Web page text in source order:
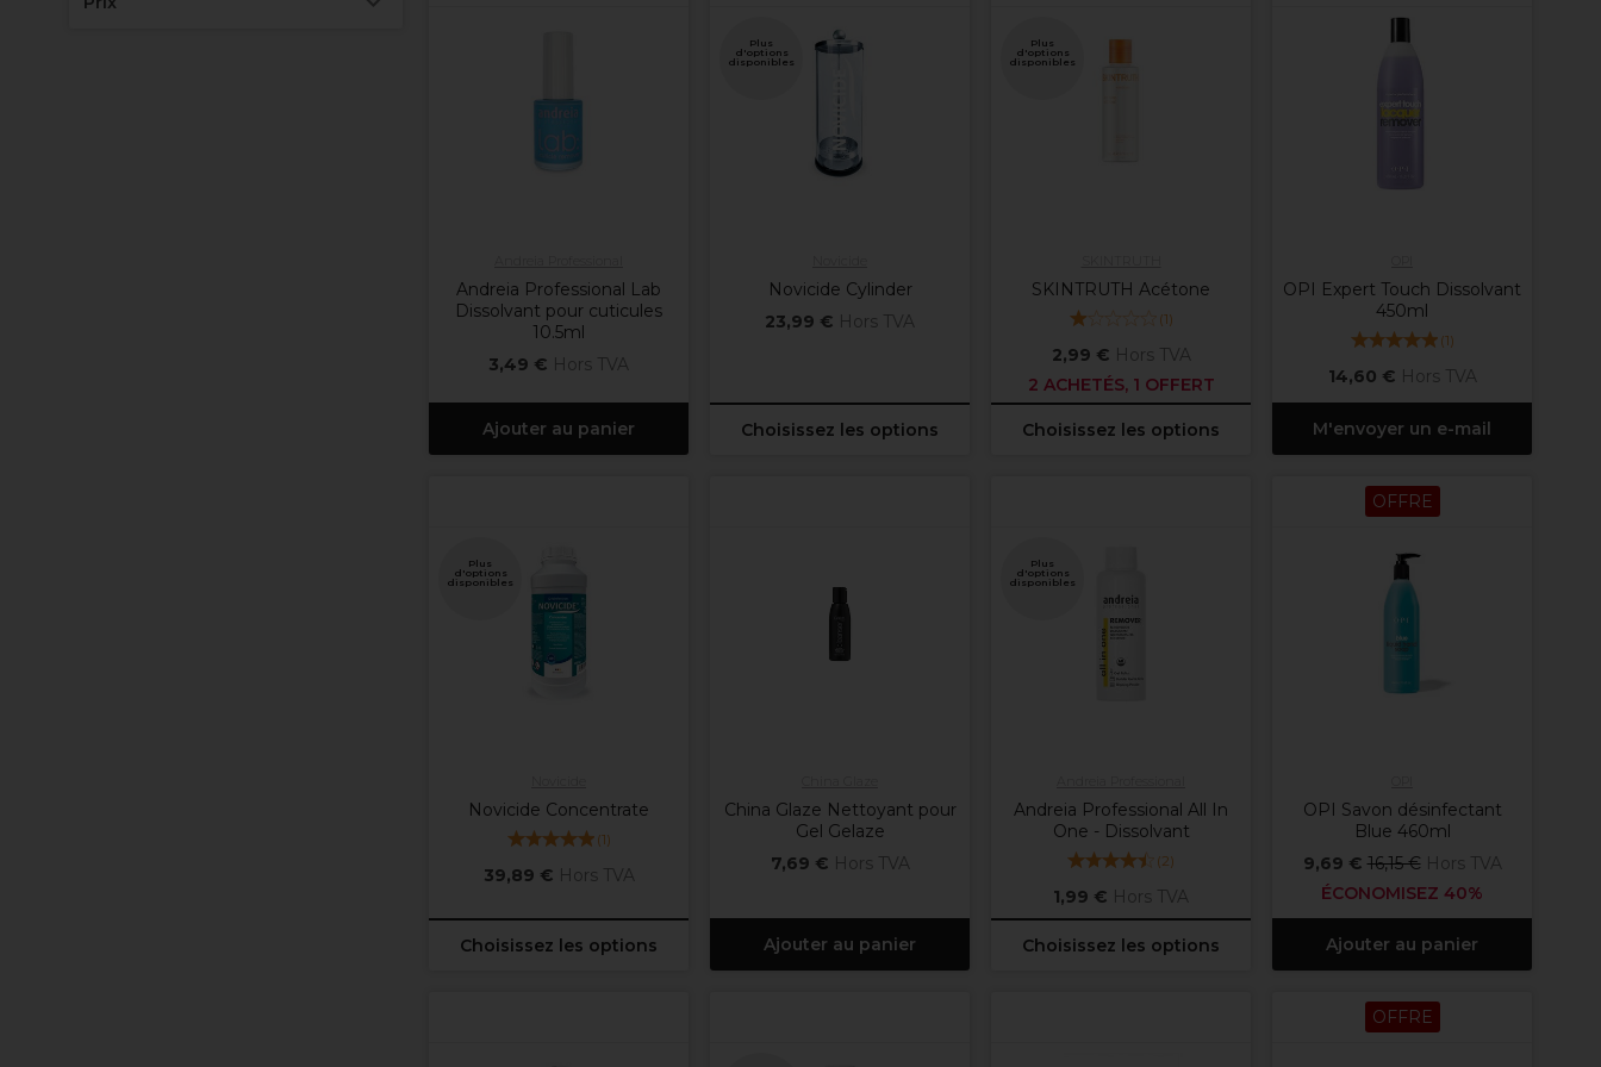
Andreia Professional Lab
Dissolvant pour cuticules
10.5ml
3,49 € Hors TVA
Ajouter au panier
Plus
d'options
disponibles
Novicide Cylinder
23,99 € Hors TVA
Choisissez les options
Plus
d'options
disponibles
SKINTRUTH Acétone
(1)
2,99 € Hors TVA
2 ACHETÉS, 1 OFFERT
Choisissez les options
OPI Expert Touch Dissolvant
450ml
(1)
14,60 € Hors TVA
M'envoyer un e-mail
Plus
d'options
disponibles
Novicide Concentrate
(1)
39,89 € Hors TVA
Choisissez les options
China Glaze Nettoyant pour
Gel Gelaze
7,69 € Hors TVA
Ajouter au panier
Plus
d'options
disponibles
Andreia Professional All In
One - Dissolvant
(2)
1,99 € Hors TVA
Choisissez les options
OFFRE
OPI Savon désinfectant
Blue 460ml
9,69 € 16,15 € Hors TVA
ÉCONOMISEZ 40%
Ajouter au panier
OFFRE